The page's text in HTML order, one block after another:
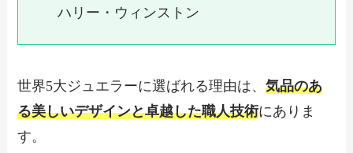
ハリー・ウィンストン
世界5大ジュエラーに選ばれる理由は、気品のあ
る美しいデザインと卓越した職人技術にありま
す。